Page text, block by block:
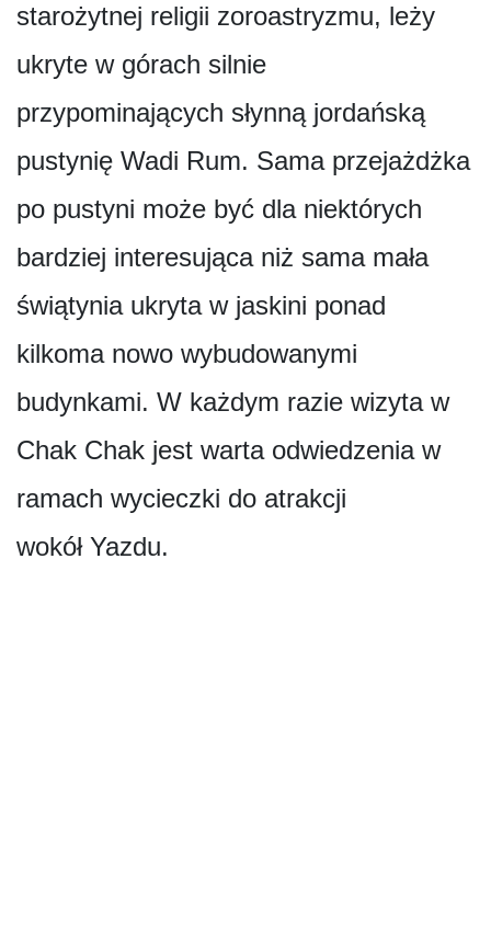
starożytnej religii zoroastryzmu, leży
ukryte w górach silnie
przypominających słynną jordańską
pustynię Wadi Rum. Sama przejażdżka
po pustyni może być dla niektórych
bardziej interesująca niż sama mała
świątynia ukryta w jaskini ponad
kilkoma nowo wybudowanymi
budynkami. W każdym razie wizyta w
Chak Chak jest warta odwiedzenia w
ramach wycieczki do atrakcji
wokół Yazdu.